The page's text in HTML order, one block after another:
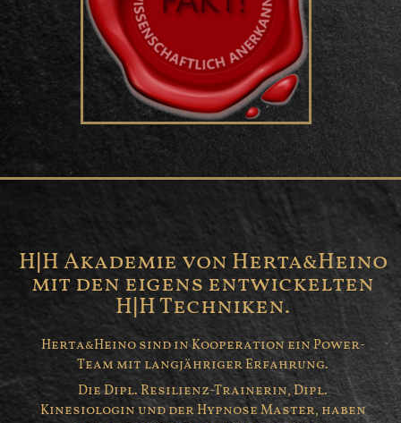
H|H Akademie von Herta&Heino
mit den eigens entwickelten
H|H Techniken.
Herta&Heino sind in Kooperation ein Power-
Team mit langjähriger Erfahrung.
Die Dipl. Resilienz-Trainerin, Dipl.
Kinesiologin und der Hypnose Master, haben